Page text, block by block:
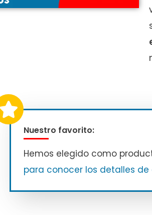
Nuestro favorito:
Hemos elegido como
para conocer los detalles